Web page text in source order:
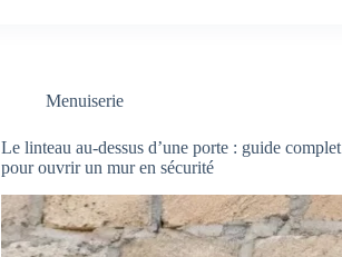
Menuiserie
Le linteau au-dessus d’une porte : guide complet
pour ouvrir un mur en sécurité